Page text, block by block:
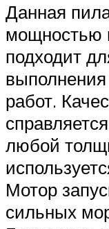
Данная
мощностью
подходит
работ.
любой
Мотор
сильных